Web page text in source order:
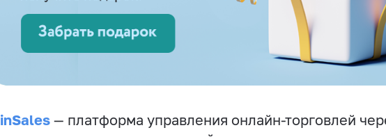
inSales — платформа управления онлайн-торговлей